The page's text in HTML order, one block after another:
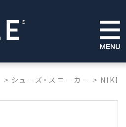
> シューズ・スニーカー > NIKE